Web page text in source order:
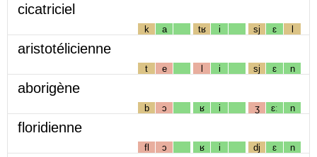
cicatriciel
k a tʁ i sj ɛ l
aristotélicienne
t e l i sj ɛ n
aborigène
b ɔ ʁ i ʒ ɛː n
floridienne
fl ɔ ʁ i dj ɛ n